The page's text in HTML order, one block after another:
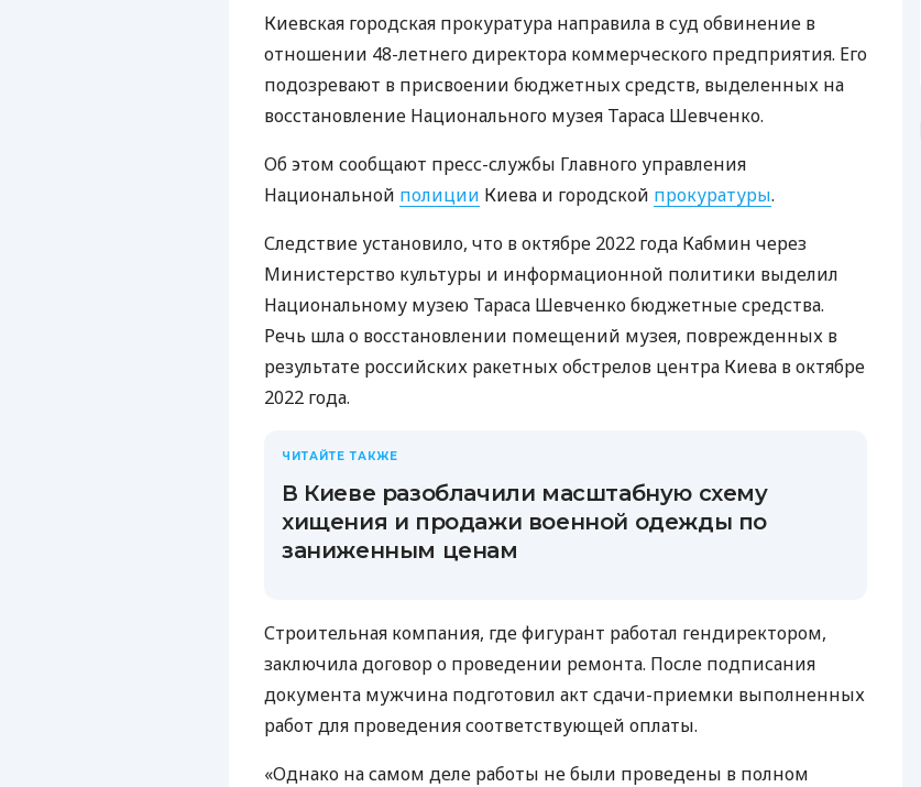
Киевская городская прокуратура направила в суд обвинение в
отношении 48-летнего директора коммерческого предприятия. Его
подозревают в присвоении бюджетных средств, выделенных на
восстановление Национального музея Тараса Шевченко.
Об этом сообщают пресс-службы Главного управления
Национальной полиции Киева и городской прокуратуры.
Следствие установило, что в октябре 2022 года Кабмин через
Министерство культуры и информационной политики выделил
Национальному музею Тараса Шевченко бюджетные средства.
Речь шла о восстановлении помещений музея, поврежденных в
результате российских ракетных обстрелов центра Киева в октябре
2022 года.
ЧИТАЙТЕ ТАКЖЕ
В Киеве разоблачили масштабную схему
хищения и продажи военной одежды по
заниженным ценам
Строительная компания, где фигурант работал гендиректором,
заключила договор о проведении ремонта. После подписания
документа мужчина подготовил акт сдачи-приемки выполненных
работ для проведения соответствующей оплаты.
«Однако на самом деле работы не были проведены в полном